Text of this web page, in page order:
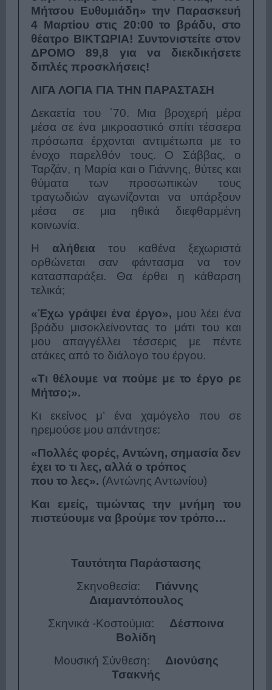
Μήτσου Ευθυμιάδη» την Παρασκευή
4 Μαρτίου στις 20:00 το βράδυ, στο
θέατρο ΒΙΚΤΩΡΙΑ! Συντονιστείτε στον
ΔΡΟΜΟ 89,8 για να διεκδικήσετε
διπλές προσκλήσεις!
ΛΙΓΑ ΛΟΓΙΑ ΓΙΑ ΤΗΝ ΠΑΡΑΣΤΑΣΗ
Δεκαετία του ΄70. Μια βροχερή μέρα
μέσα σε ένα μικροαστικό σπίτι τέσσερα
πρόσωπα έρχονται αντιμέτωπα με το
ένοχο παρελθόν τους. Ο Σάββας, ο
Ταρζάν, η Μαρία και ο Γιάννης, θύτες και
θύματα των προσωπικών τους
τραγωδιών αγωνίζονται να υπάρξουν
μέσα σε μια ηθικά διεφθαρμένη
κοινωνία.
Η αλήθεια του καθένα ξεχωριστά
ορθώνεται σαν φάντασμα να τον
κατασπαράξει. Θα έρθει η κάθαρση
τελικά;
«Έχω γράψει ένα έργο», μου λέει ένα
βράδυ μισοκλείνοντας το μάτι του και
μου απαγγέλλει τέσσερις με πέντε
ατάκες από το διάλογο του έργου.
«Τι θέλουμε να πούμε με το έργο ρε
Μήτσο;».
Κι εκείνος μ’ ένα χαμόγελο που σε
ηρεμούσε μου απάντησε:
«Πολλές φορές, Αντώνη, σημασία δεν
έχει το τι λες, αλλά ο τρόπος
που το λες». (Αντώνης Αντωνίου)
Και εμείς, τιμώντας την μνήμη του
πιστεύουμε να βρούμε τον τρόπο…
Ταυτότητα Παράστασης
Σκηνοθεσία: Γιάννης
Διαμαντόπουλος
Σκηνικά -Κοστούμια: Δέσποινα
Βολίδη
Μουσική Σύνθεση: Διονύσης
Τσακνής